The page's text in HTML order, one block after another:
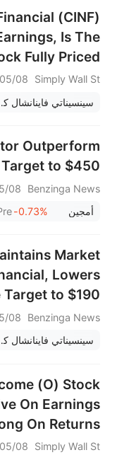
(CINF)
Is The
Fully Priced?
Simply Wall St
05/08 14:36
Outperform
to $450
Benzinga News
15:45
أمجين
-0.73%
Market
Lowers
Target to $190
Benzinga News
16:58
(O) Stock
On Earnings
On Returns
Simply Wall St
05/08 18:22